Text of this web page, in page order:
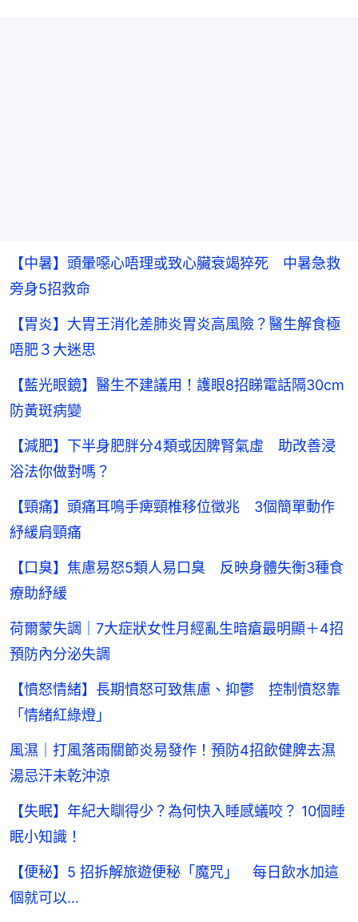
【中暑】頭暈噁心唔理或致心臟衰竭猝死 中暑急救
旁身5招救命
【胃炎】大胃王消化差肺炎胃炎高風險？醫生解食極
唔肥３大迷思
【藍光眼鏡】醫生不建議用！護眼8招睇電話隔30cm
防黃斑病變
【減肥】下半身肥胖分4類或因脾腎氣虛 助改善浸
浴法你做對嗎？
【頸痛】頭痛耳鳴手痺頸椎移位徵兆 3個簡單動作
紓緩肩頸痛
【口臭】焦慮易怒5類人易口臭 反映身體失衡3種食
療助紓緩
荷爾蒙失調｜7大症狀女性月經亂生暗瘡最明顯＋4招
預防內分泌失調
【憤怒情緒】長期憤怒可致焦慮、抑鬱 控制憤怒靠
「情緒紅綠燈」
風濕｜打風落雨關節炎易發作！預防4招飲健脾去濕
湯忌汗未乾沖涼
【失眠】年紀大瞓得少？為何快入睡感蟻咬？ 10個睡
眠小知識！
【便秘】5 招拆解旅遊便秘「魔咒」 每日飲水加這
個就可以…